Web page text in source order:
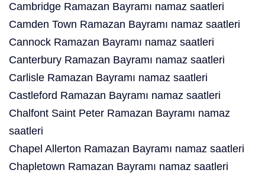
Cambridge Ramazan Bayramı namaz saatleri
Camden Town Ramazan Bayramı namaz saatleri
Cannock Ramazan Bayramı namaz saatleri
Canterbury Ramazan Bayramı namaz saatleri
Carlisle Ramazan Bayramı namaz saatleri
Castleford Ramazan Bayramı namaz saatleri
Chalfont Saint Peter Ramazan Bayramı namaz
saatleri
Chapel Allerton Ramazan Bayramı namaz saatleri
Chapletown Ramazan Bayramı namaz saatleri